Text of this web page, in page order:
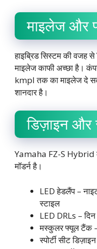
माइलेज और
हाइब्रिड सिस्टम की
माइलेज काफी अच्छा है।
kmpl तक का माइलेज दे
शानदार है।
डिज़ाइन और
Yamaha FZ-S Hybrid
मॉडर्न है।
LED हेडलैंप –
स्टाइल
LED DRLs –
मस्कुलर फ्यूल टैंक
स्पोर्टी सीट